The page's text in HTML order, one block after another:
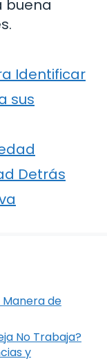
buena
Identificar
sus
Detrás
Manera de
No Trabaja?
y